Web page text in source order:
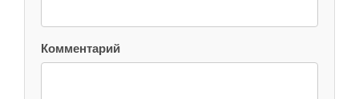
Комментарий